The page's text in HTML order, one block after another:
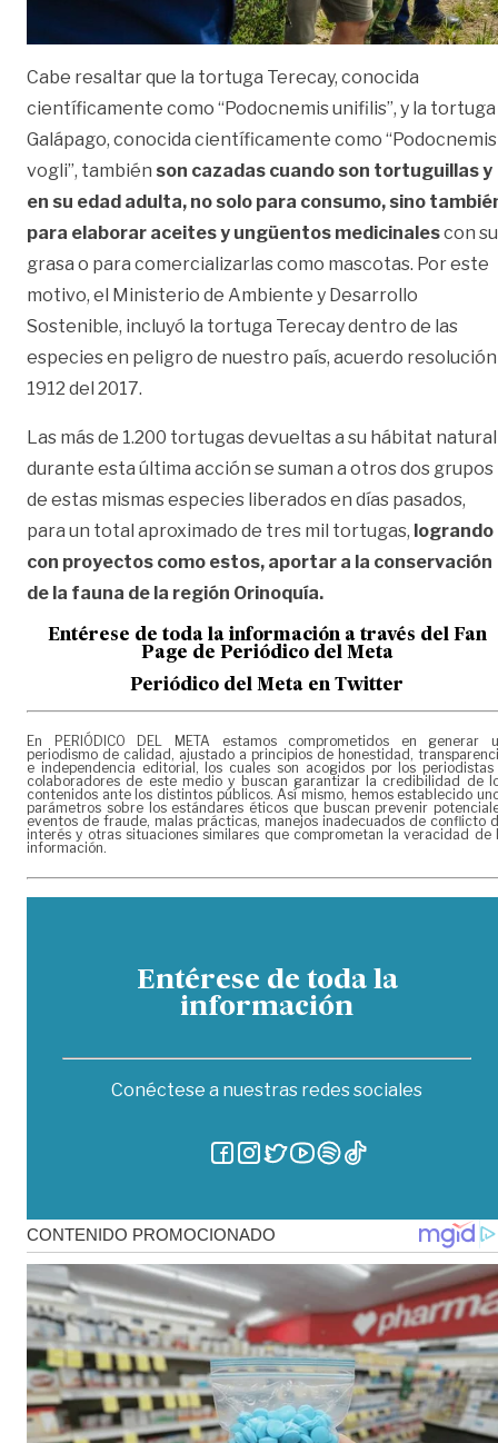
Cabe resaltar que la tortuga Terecay, conocida
científicamente como “Podocnemis unifilis”, y la tortuga
Galápago, conocida científicamente como “Podocnemis
vogli”, también son cazadas cuando son tortuguillas y
en su edad adulta, no solo para consumo, sino
para elaborar aceites y ungüentos medicinalescon su
grasa o para comercializarlas como mascotas. Por este
motivo, el Ministerio de Ambiente y Desarrollo
Sostenible, incluyó la tortuga Terecay dentro de las
especies en peligro de nuestro país, acuerdo resolución
1912 del 2017.
Las más de 1.200 tortugas devueltas a su hábitat natural
durante esta última acción se suman a otros dos grupos
de estas mismas especies liberados en días pasados,
para un total aproximado de tres mil tortugas, logrando
con proyectos como estos, aportar a la conservación
de la fauna de la región Orinoquía.
Entérese de toda la información a través del Fan
Page de Periódico del Meta
Periódico del Meta en Twitter
En PERIÓDICO DEL META estamos comprometidos en generar
periodismo de calidad, ajustado a principios de honestidad,
e independencia editorial, los cuales son acogidos por los periodistas
colaboradores de este medio y buscan garantizar la credibilidad de
contenidos ante los distintos públicos. Así mismo, hemos establecido
parámetros sobre los estándares éticos que buscan prevenir
eventos de fraude, malas prácticas, manejos inadecuados de conflicto
interés y otras situaciones similares que comprometan la veracidad de
información.
Entérese de toda la
información
Conéctese a nuestras redes sociales